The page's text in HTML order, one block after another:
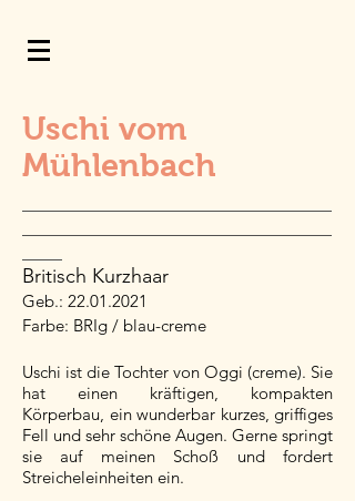
Uschi vom
Mühlenbach
Britisch Kurzhaar
Geb.: 22.01.2021
Farbe: BRIg / blau-creme
Uschi ist die Tochter von Oggi (creme). Sie
hat einen kräftigen, kompakten
Körperbau, ein wunderbar kurzes, griffiges
Fell und sehr schöne Augen. Gerne springt
sie auf meinen Schoß und fordert
Streicheleinheiten ein.